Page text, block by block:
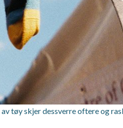
tøy skjer dessverre oftere og